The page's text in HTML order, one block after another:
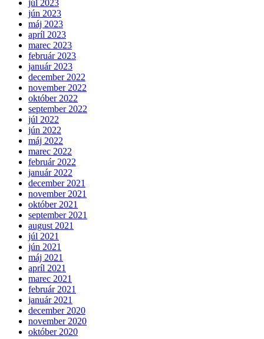
júl 2023
jún 2023
máj 2023
apríl 2023
marec 2023
február 2023
január 2023
december 2022
november 2022
október 2022
september 2022
júl 2022
jún 2022
máj 2022
marec 2022
február 2022
január 2022
december 2021
november 2021
október 2021
september 2021
august 2021
júl 2021
jún 2021
máj 2021
apríl 2021
marec 2021
február 2021
január 2021
december 2020
november 2020
október 2020